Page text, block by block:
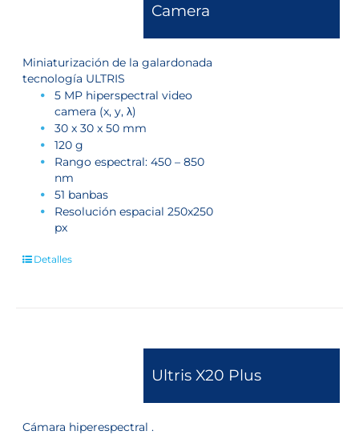
Camera
Miniaturización de la galardonada
tecnología ULTRIS
5 MP hiperspectral video
camera (x, y, λ)
30 x 30 x 50 mm
120 g
Rango espectral: 450 – 850
nm
51 banbas
Resolución espacial 250x250
px
Detalles
Ultris X20 Plus
Cámara hiperespectral .